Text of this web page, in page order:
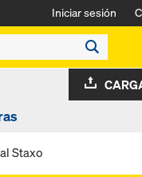
Iniciar sesión
Staxo